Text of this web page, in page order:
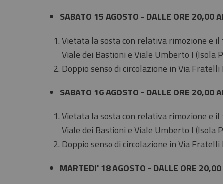
SABATO 15 AGOSTO - DALLE ORE 20,00
Vietata la sosta con relativa rimozione e
Viale dei Bastioni e Viale Umberto I (Isola
Doppio senso di circolazione in Via Fratelli
SABATO 16 AGOSTO - DALLE ORE 20,00
Vietata la sosta con relativa rimozione e
Viale dei Bastioni e Viale Umberto I (Isola
Doppio senso di circolazione in Via Fratelli
MARTEDI' 18 AGOSTO - DALLE ORE